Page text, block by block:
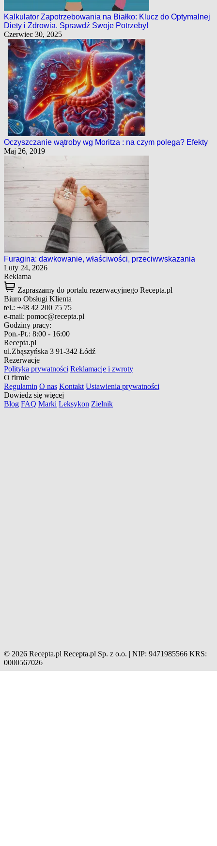
Kalkulator Zapotrzebowania na Białko: Klucz do Optymalnej
Diety i Zdrowia. Sprawdź Swoje Potrzeby!
Czerwiec 30, 2025
Oczyszczanie wątroby wg Moritza : na czym polega? Efekty
Maj 26, 2019
Furagina: dawkowanie, właściwości, przeciwwskazania
Luty 24, 2026
Reklama
Zapraszamy do portalu rezerwacyjnego Recepta.pl
Biuro Obsługi Klienta
tel.: +48 42 200 75 75
e-mail: pomoc@recepta.pl
Godziny pracy:
Pon.-Pt.: 8:00 - 16:00
Recepta.pl
ul.Zbąszyńska 3 91-342 Łódź
Rezerwacje
Polityka prywatności Reklamacje i zwroty
O firmie
Regulamin O nas Kontakt Ustawienia prywatności
Dowiedz się więcej
Blog FAQ Marki Leksykon Zielnik
© 2026 Recepta.pl Recepta.pl Sp. z o.o. | NIP: 9471985566 KRS:
0000567026